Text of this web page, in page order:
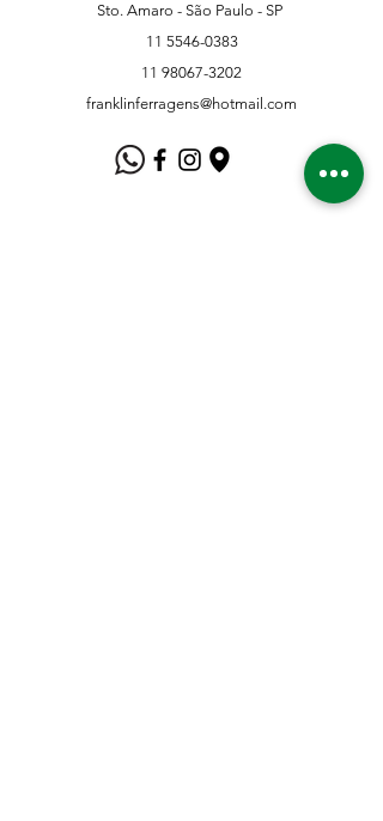
Sto. Amaro - São Paulo - SP
11 5546-0383
11 98067-3202
franklinferragens@hotmail.com